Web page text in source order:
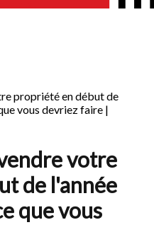
propriété en début de
vous devriez faire |
votre
de l'année
que vous